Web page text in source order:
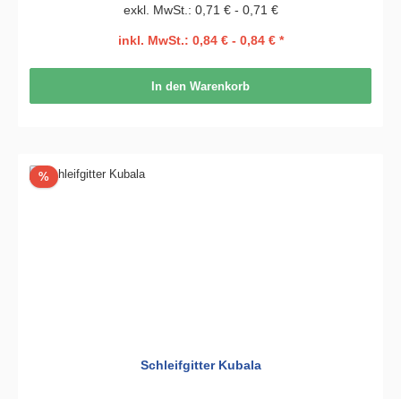
exkl. MwSt.: 0,71 € - 0,71 €
inkl. MwSt.: 0,84 € - 0,84 € *
In den Warenkorb
%Rabatt
Schleifgitter Kubala